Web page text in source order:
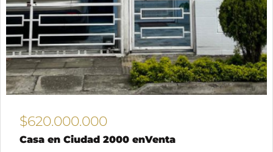
$620.000.000
Casa en Ciudad 2000 enVenta